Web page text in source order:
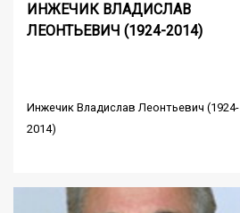
ИНЖЕЧИК ВЛАДИСЛАВ
ЛЕОНТЬЕВИЧ (1924-2014)
Инжечик Владислав Леонтьевич (1924-
2014)